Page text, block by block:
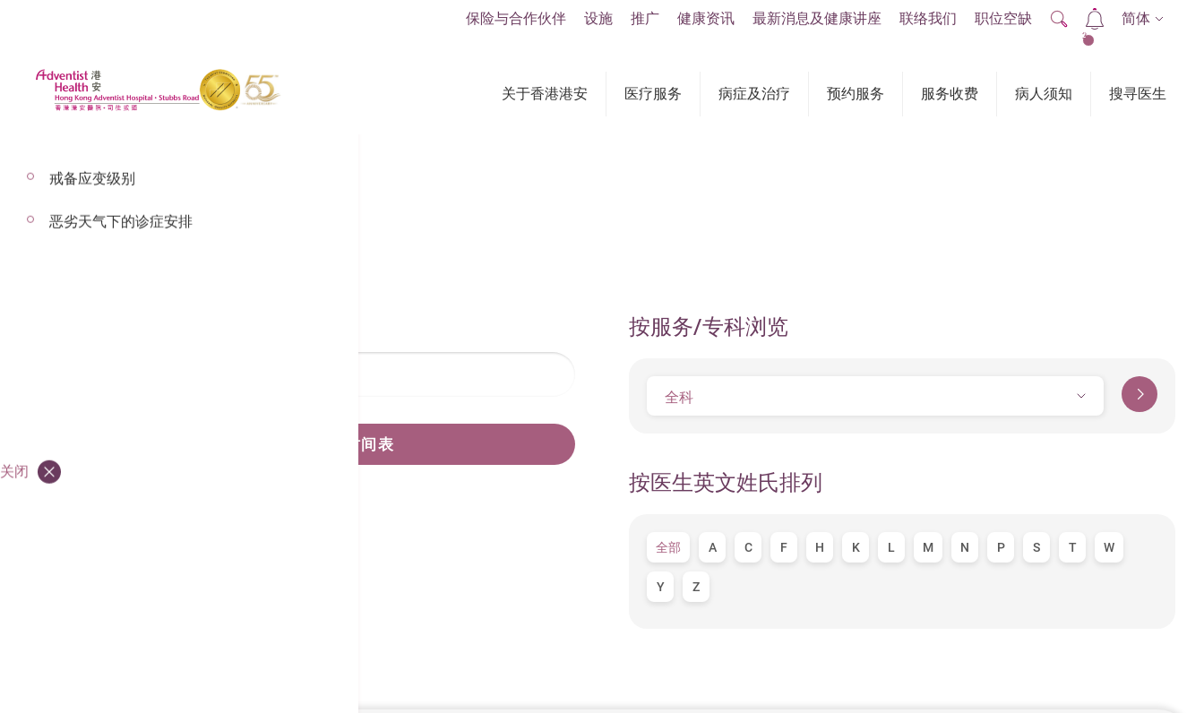
关于香港港安 医疗服务 病症及治疗 预约服务 服务收费 病人须知 搜寻医生
保险与合作伙伴 设施 推广 健康资讯 最新消息及健康讲座 联络我们 职位空缺
2
简体
浏览门诊诊症时间表
按服务/专科浏览
全科
按医生英文姓氏排列
全部 A C F H K L M N P S T W
Y Z
戒备应变级别
恶劣天气下的诊症安排
关闭